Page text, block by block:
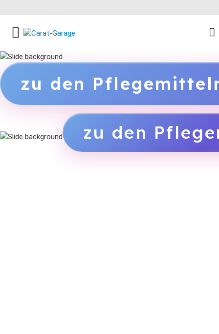
zu den
zu den